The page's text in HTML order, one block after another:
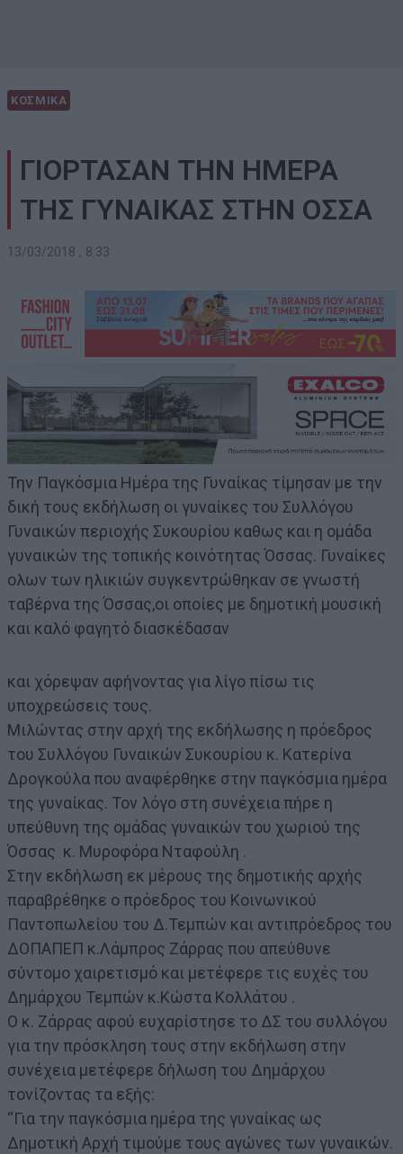
ΚΟΣΜΙΚΑ
ΓΙΟΡΤΑΣΑΝ ΤΗΝ ΗΜΕΡΑ
ΤΗΣ ΓΥΝΑΙΚΑΣ ΣΤΗΝ ΟΣΣΑ
13/03/2018 , 8:33
Την Παγκόσμια Ημέρα της Γυναίκας τίμησαν με την
δική τους εκδήλωση οι γυναίκες του Συλλόγου
Γυναικών περιοχής Συκουρίου καθως και η ομάδα
γυναικών της τοπικής κοινότητας Όσσας. Γυναίκες
ολων των ηλικιών συγκεντρώθηκαν σε γνωστή
ταβέρνα της Όσσας,οι οποίες με δημοτική μουσική
και καλό φαγητό διασκέδασαν
και χόρεψαν αφήνοντας για λίγο πίσω τις
υποχρεώσεις τους.
Μιλώντας στην αρχή της εκδήλωσης η πρόεδρος
του Συλλόγου Γυναικών Συκουρίου κ. Κατερίνα
Δρογκούλα που αναφέρθηκε στην παγκόσμια ημέρα
της γυναίκας. Τον λόγο στη συνέχεια πήρε η
υπεύθυνη της ομάδας γυναικών του χωριού της
Όσσας κ. Μυροφόρα Νταφούλη .
Στην εκδήλωση εκ μέρους της δημοτικής αρχής
παραβρέθηκε ο πρόεδρος του Κοινωνικού
Παντοπωλείου του Δ.Τεμπών και αντιπρόεδρος του
ΔΟΠΑΠΕΠ κ.Λάμπρος Ζάρρας που απεύθυνε
σύντομο χαιρετισμό και μετέφερε τις ευχές του
Δημάρχου Τεμπών κ.Κώστα Κολλάτου .
Ο κ. Ζάρρας αφού ευχαρίστησε το ΔΣ του συλλόγου
για την πρόσκληση τους στην εκδήλωση στην
συνέχεια μετέφερε δήλωση του Δημάρχου
τονίζοντας τα εξής:
“Για την παγκόσμια ημέρα της γυναίκας ως
Δημοτική Αρχή τιμούμε τους αγώνες των γυναικών.